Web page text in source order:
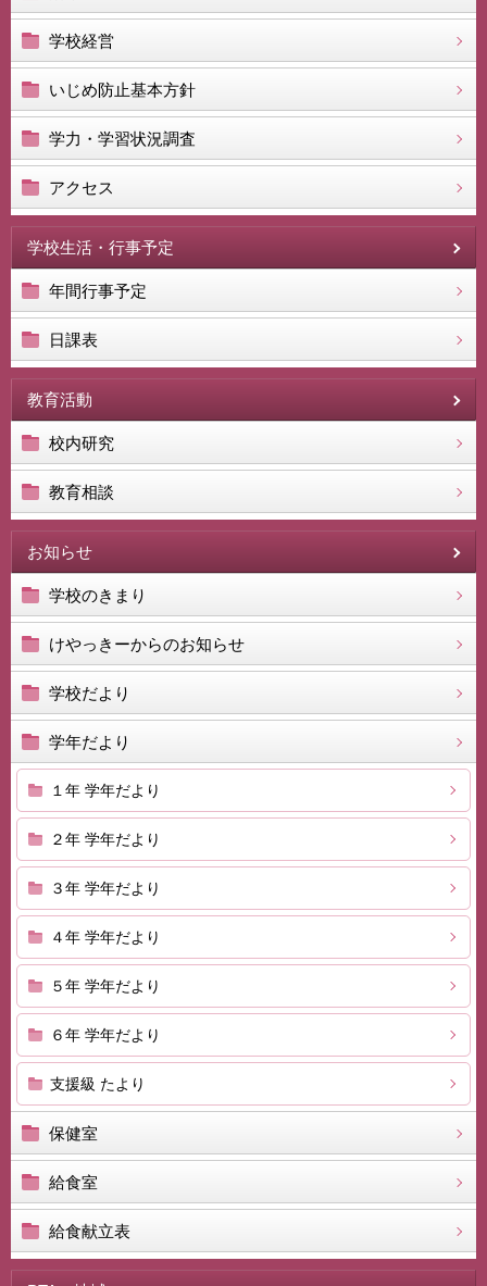
学校経営
いじめ防止基本方針
学力・学習状況調査
アクセス
学校生活・行事予定
年間行事予定
日課表
教育活動
校内研究
教育相談
お知らせ
学校のきまり
けやっきーからのお知らせ
学校だより
学年だより
１年 学年だより
２年 学年だより
３年 学年だより
４年 学年だより
５年 学年だより
６年 学年だより
支援級 たより
保健室
給食室
給食献立表